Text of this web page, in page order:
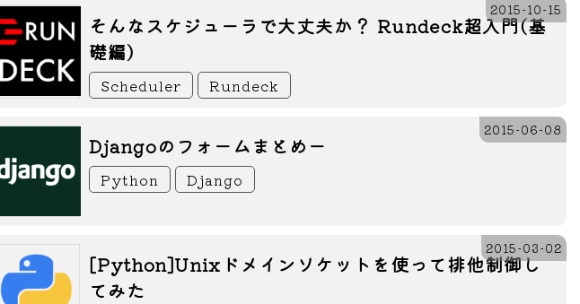
そんなスケジューラで大丈夫か？ Rundeck超入門(基
礎編)
2015-10-15
Scheduler Rundeck
Djangoのフォームまとめー
2015-06-08
Python Django
[Python]Unixドメインソケットを使って排他制御し
てみた
2015-03-02